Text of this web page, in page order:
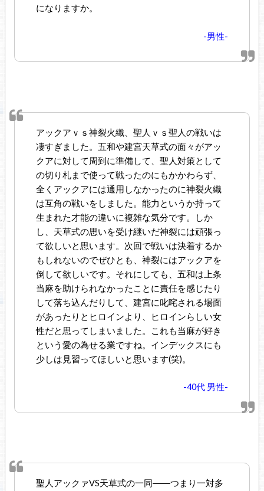
になりますか。
-男性-
アックアｖｓ神裂火織、聖人ｖｓ聖人の戦いは
凄すぎました。五和や建宮天草式の面々がアッ
クアに対して周到に準備して、聖人対策として
の切り札まで使って戦ったのにもかかわらず、
全くアックアには通用しなかったのに神裂火織
は互角の戦いをしました。能力というか持って
生まれた才能の違いに複雑な気分です。しか
し、天草式の思いを受け継いだ神裂には頑張っ
て欲しいと思います。次回で戦いは決着するか
もしれないのでぜひとも、神裂にはアックアを
倒して欲しいです。それにしても、五和は上条
当麻を助けられなかったことに責任を感じたり
して落ち込んだりして、建宮に叱咤される場面
があったりとヒロインより、ヒロインらしい女
性だと思ってしまいました。これも当麻が好き
という愛の為せる業ですね。インデックスにも
少しは見習ってほしいと思います(笑)。
-40代 男性-
聖人アックァVS天草式の一同――つまり一対多